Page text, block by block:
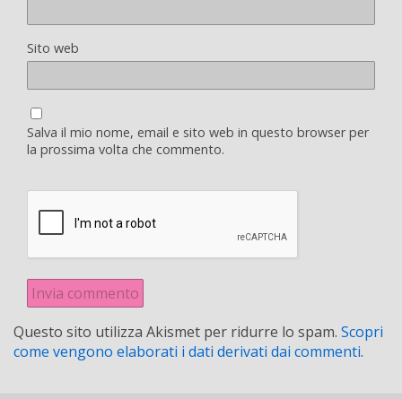
Sito web
Salva il mio nome, email e sito web in questo browser per
la prossima volta che commento.
Questo sito utilizza Akismet per ridurre lo spam. Scopri
come vengono elaborati i dati derivati dai commenti.